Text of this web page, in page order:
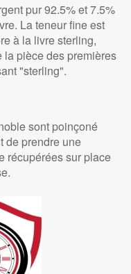
pur 92.5% et 7.5%
La teneur fine est
à la livre sterling,
la pièce des premières
"sterling".
sont poinçoné
de prendre une
récupérées sur place